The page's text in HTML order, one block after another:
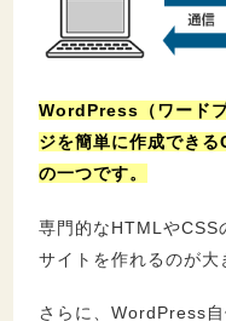
サーバ
5.2.
カスタ
6.WordPressを
6.2. レンタ
6.3.
WordPress（ワード
ジを簡単に作成できる
の一つです。
専門的なHTMLやCSS
サイトを作れるのが大
さらに、WordPress